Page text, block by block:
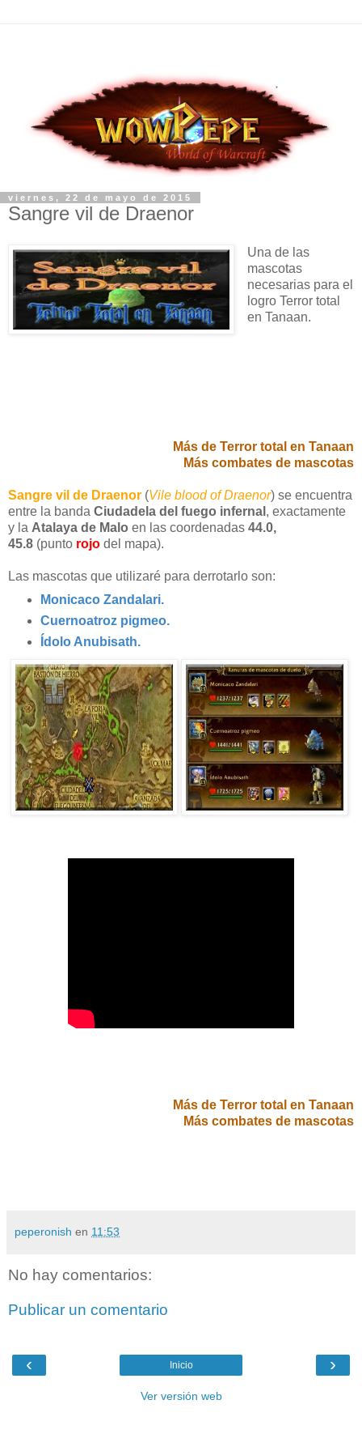
viernes, 22 de mayo de 2015
Sangre vil de Draenor
Una de las
mascotas
necesarias para el
logro Terror total
en Tanaan.
Más de Terror total en Tanaan
Más combates de mascotas
Sangre vil de Draenor (Vile blood of Draenor) se encuentra
entre la banda Ciudadela del fuego infernal , exactamente
y la Atalaya de Malo en las coordenadas 44.0,
45.8 (punto rojo del mapa).
Las mascotas que utilizaré para derrotarlo son:
Monicaco Zandalari.
Cuernoatroz pigmeo.
Ídolo Anubisath.
Más de Terror total en Tanaan
Más combates de mascotas
peperonish en 11:53
No hay comentarios:
Publicar un comentario
‹ ›
Inicio
Ver versión web